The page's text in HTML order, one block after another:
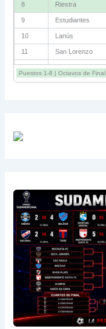
8 Riestra
9 Estudiantes
10 Lanús
11 San Lorenzo
12 Central Córdoba
13 Unión
Puestos 1-8 | Octavos de Final